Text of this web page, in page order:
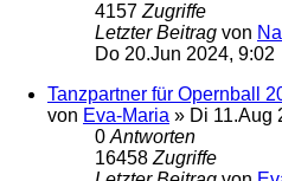
4157 Zugriffe
Letzter Beitrag von
Do 20.Jun 2024, 9:02
Tanzpartner für Opernball
von Eva-Maria » Di 11.Aug
0 Antworten
16458 Zugriffe